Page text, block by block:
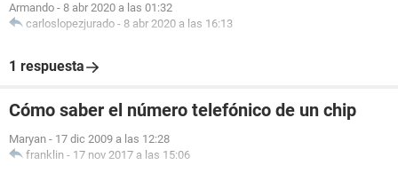
Armando - 8 abr 2020 a las 01:32
carloslopezjurado - 8 abr 2020 a las 16:13
1 respuesta
Cómo saber el número telefónico de un chip
Maryan - 17 dic 2009 a las 12:28
franklin - 17 nov 2017 a las 15:06